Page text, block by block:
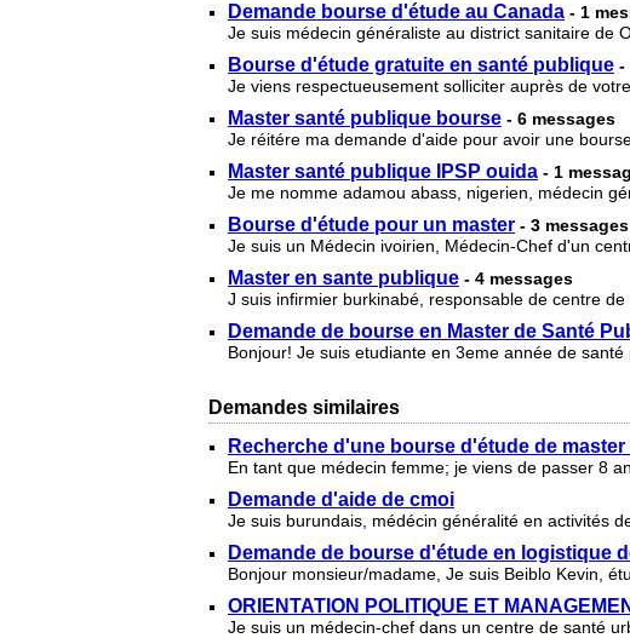
Demande bourse d'étude au Canada - 1
Je suis médecin généraliste au district sanitaire de
Bourse d'étude gratuite en santé publique -
Je viens respectueusement solliciter auprès de
Master santé publique bourse - 6 messages
Je réitére ma demande d'aide pour avoir une
Master santé publique IPSP ouida - 1
Je me nomme adamou abass, nigerien, médecin
Bourse d'étude pour un master - 3 messages
Je suis un Médecin ivoirien, Médecin-Chef d'un
Master en sante publique - 4 messages
J suis infirmier burkinabé, responsable de centre
Demande de bourse en Master de Santé
Bonjour! Je suis etudiante en 3eme année de
Demandes similaires
Recherche d'une bourse d'étude de
En tant que médecin femme; je viens de passer 8
Demande d'aide de cmoi
Je suis burundais, médécin généralité en activités
Demande de bourse d'étude en logistique
Bonjour monsieur/madame, Je suis Beiblo Kevin,
ORIENTATION POLITIQUE ET
Je suis un médecin-chef dans un centre de santé